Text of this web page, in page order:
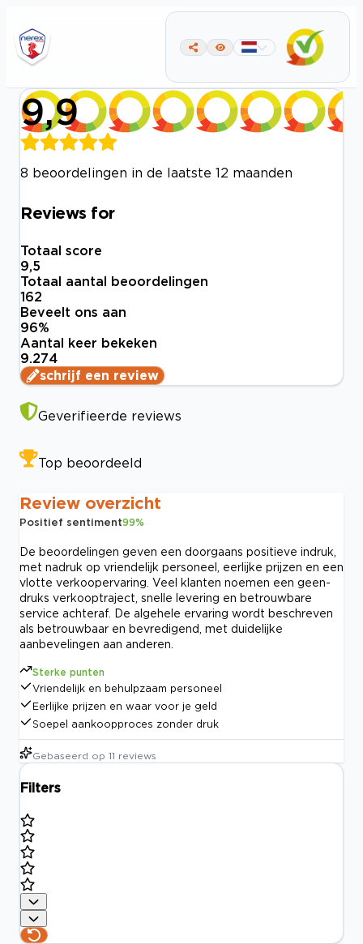
9,9
8 beoordelingen in de laatste 12 maanden
Reviews for
Totaal score
9,5
Totaal aantal beoordelingen
162
Beveelt ons aan
96%
Aantal keer bekeken
9.274
schrijf een review
Geverifieerde reviews
Top beoordeeld
Review overzicht
Positief sentiment99%
De beoordelingen geven een doorgaans positieve indruk,
met nadruk op vriendelijk personeel, eerlijke prijzen en een
vlotte verkoopervaring. Veel klanten noemen een geen-
druks verkooptraject, snelle levering en betrouwbare
service achteraf. De algehele ervaring wordt beschreven
als betrouwbaar en bevredigend, met duidelijke
aanbevelingen aan anderen.
Sterke punten
Vriendelijk en behulpzaam personeel
Eerlijke prijzen en waar voor je geld
Soepel aankoopproces zonder druk
Gebaseerd op 11 reviews
Filters